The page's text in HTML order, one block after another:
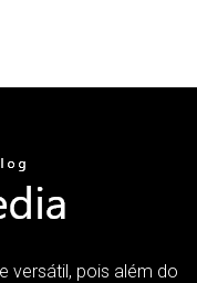
versátil, pois além do